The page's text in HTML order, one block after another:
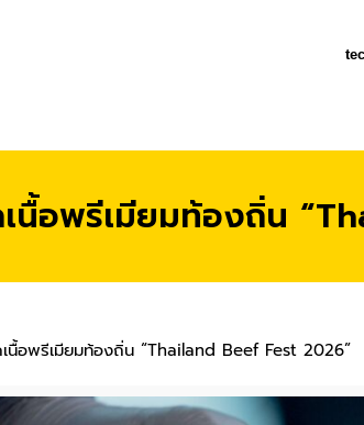
นื้อพรีเมียมท้องถิ่น
นื้อพรีเมียมท้องถิ่น “Thailand Beef Fest 2026”